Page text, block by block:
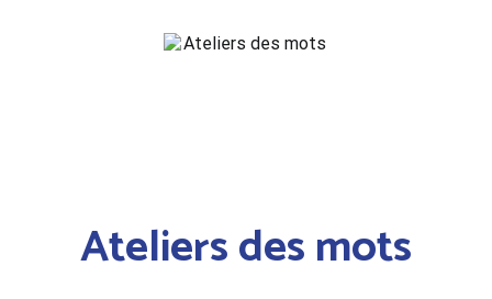
Ateliers des mots